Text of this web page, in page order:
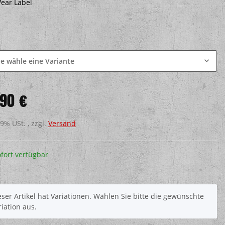
Label
wähle eine Variante
€
USt. , zzgl. Versand
verfügbar
Artikel hat Variationen. Wählen Sie bitte die gewünschte
aus.